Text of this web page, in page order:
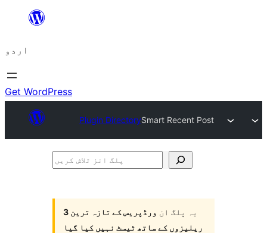
چھوڑیں
پر
جائیں
اردو
Get WordPress
Plugin DirectorySmart Recent Post
پلگ
کریں
یہ پلگ ان
ورڈپریس کے تازہ ترین 3
ریلیزوں کے ساتھ ٹیسٹ نہیں کیا گیا